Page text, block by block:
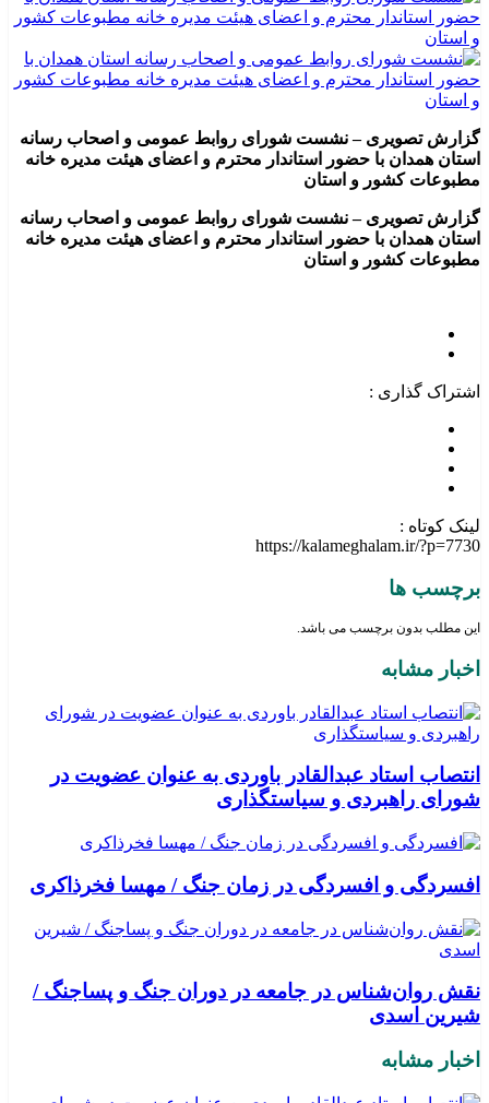
گزارش تصویری – نشست شورای روابط عمومی و اصحاب رسانه
استان همدان با حضور استاندار محترم و اعضای هیئت مدیره خانه
مطبوعات کشور و استان
گزارش تصویری – نشست شورای روابط عمومی و اصحاب رسانه
استان همدان با حضور استاندار محترم و اعضای هیئت مدیره خانه
مطبوعات کشور و استان
اشتراک گذاری :
لینک کوتاه :
https://kalameghalam.ir/?p=7730
برچسب ها
این مطلب بدون برچسب می باشد.
اخبار مشابه
انتصاب استاد عبدالقادر باوردی به عنوان عضویت در
شورای راهبردی و سیاستگذاری
افسردگی و افسردگی در زمان جنگ / مهسا فخرذاکری
نقش روان‌شناس در جامعه در دوران جنگ و پساجنگ /
شیرین اسدی
اخبار مشابه